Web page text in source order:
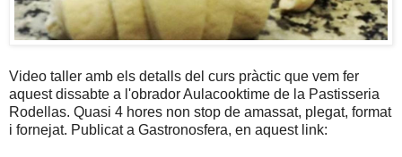
Video taller amb els detalls del curs pràctic que vem fer
aquest dissabte a l'obrador Aulacooktime de la Pastisseria
Rodellas. Quasi 4 hores non stop de amassat, plegat, format
i fornejat. Publicat a Gastronosfera, en aquest link: